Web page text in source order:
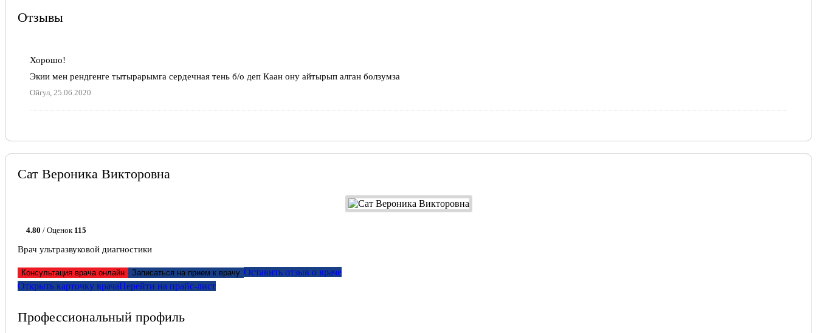
Отзывы
Хорошо!
Экии мен рендгенге тытырарымга сердечная тень б/о деп Каан ону айтырып алган болзумза
Ойгул, 25.06.2020
Сат Вероника Викторовна
4.80 / Оценок 115
Врач ультразвуковой диагностики
Консультация врача онлайн Записаться на прием к врачу Оставить отзыв о враче
Открыть карточку врачаПерейти на прайс-лист
Профессиональный профиль